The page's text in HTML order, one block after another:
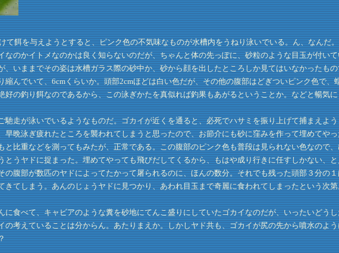
餌を与えようとすると、ピンク色の不気味なものが水槽内をうねり泳いでいる。ん、なんだ
のかイトメなのかは良く知らないのだが、ちゃんと体の先っぽに、砂粒のような目玉が付い
いままでその姿は水槽ガラス際の砂中か、砂から顔を出したところしか見てはいなかったも
んでいて、6cmくらいか。頭部2cmほどは白い色だが、その他の腹部はどぎついピンク色で
の釣り餌なのであるから、この泳ぎかたを真似れば釣果もあがるということか。などと暢気
走が泳いでいるようなものだ。ゴカイが近くを通ると、必死でハサミを振り上げて捕まえよ
晩泳ぎ疲れたところを襲われてしまうと思ったので、お節介にも砂に窪みを作って埋めてや
と比重などを測ってもみたが、正常である。この腹部のピンク色も普段は見られない色なの
うヤドに捉まった。埋めてやっても飛びだしてくるから、もはや成り行きに任すしかない、
腹部が数匹のヤドによってたかって屠られるのに、ほんの数分。それでも残った頭部３分の
てしまう。あんのじょうヤドに見つかり、あわれ目玉まで奇麗に食われてしまったという次第
食べて、キャビアのような糞を砂地にてんこ盛りにしていたゴカイなのだが、いったいどう
考えていることは分からん。あたりまえか。しかしヤド共も、ゴカイが尻の先から噴水のよ